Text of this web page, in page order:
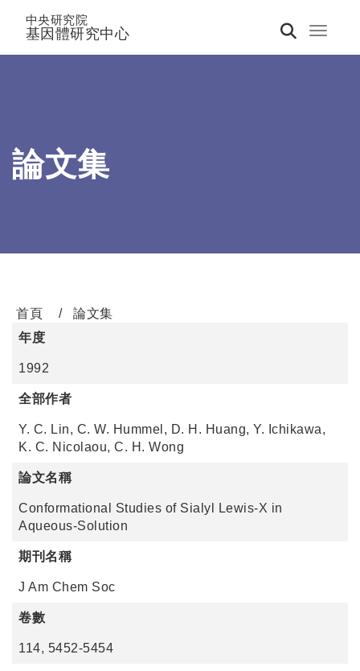
Toggle
中央研究院
基因體研究中心
論文集
首頁
論文集
年度
1992
全部作者
Y. C. Lin, C. W. Hummel, D. H. Huang, Y. Ichikawa,
K. C. Nicolaou, C. H. Wong
論文名稱
Conformational Studies of Sialyl Lewis-X in
Aqueous-Solution
期刊名稱
J Am Chem Soc
卷數
114, 5452-5454